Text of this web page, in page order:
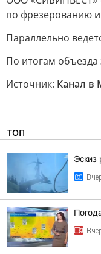
по фрезерованию
Параллельно
По итогам объезда
Источник: Канал в
ТОП
Эскиз